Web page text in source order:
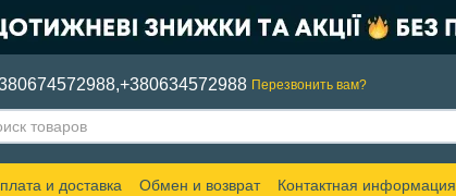
+380634572988 Перезвонить вам?
и доставка Обмен и возврат Контактная информация